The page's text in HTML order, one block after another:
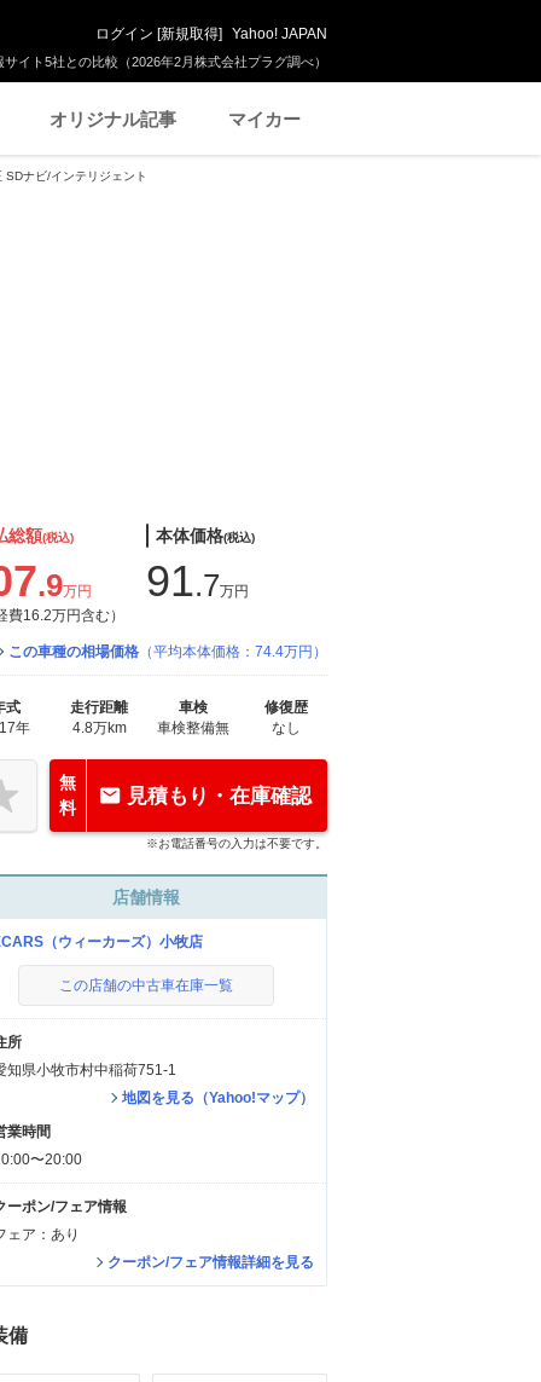
イト5社との比較（2026年2月株式会社プラグ調べ）
ログイン [新規取得] Yahoo! JAPAN
オリジナル記事 マイカー
ナビ/インテリジェント
総額(税込)
.9万円
費16.2万円含む）
本体価格(税込)
91.7万円
この車種の相場価格 （平均本体価格：74.4万円）
式
年
走行距離
4.8万km
車検
車検整備無
修復歴
なし
無
料
見積もり・在庫確認
※お電話番号の入力は不要です。
店舗情報
（ウィーカーズ）小牧店
この店舗の中古車在庫一覧
所
知県小牧市村中稲荷751-1
地図を見る（Yahoo!マップ）
業時間
〜20:00
ーポン/フェア情報
ェア：あり
クーポン/フェア情報詳細を見る
備